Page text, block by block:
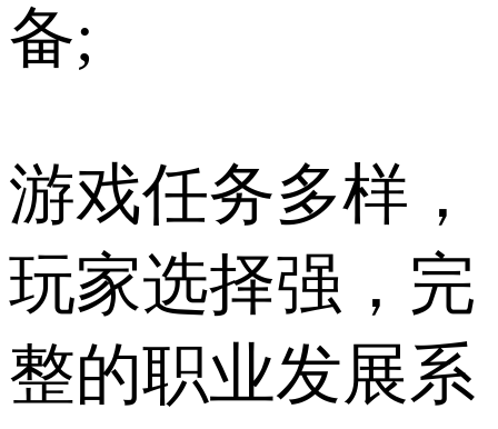
备;
游戏任务多样，
玩家选择强，完
整的职业发展系